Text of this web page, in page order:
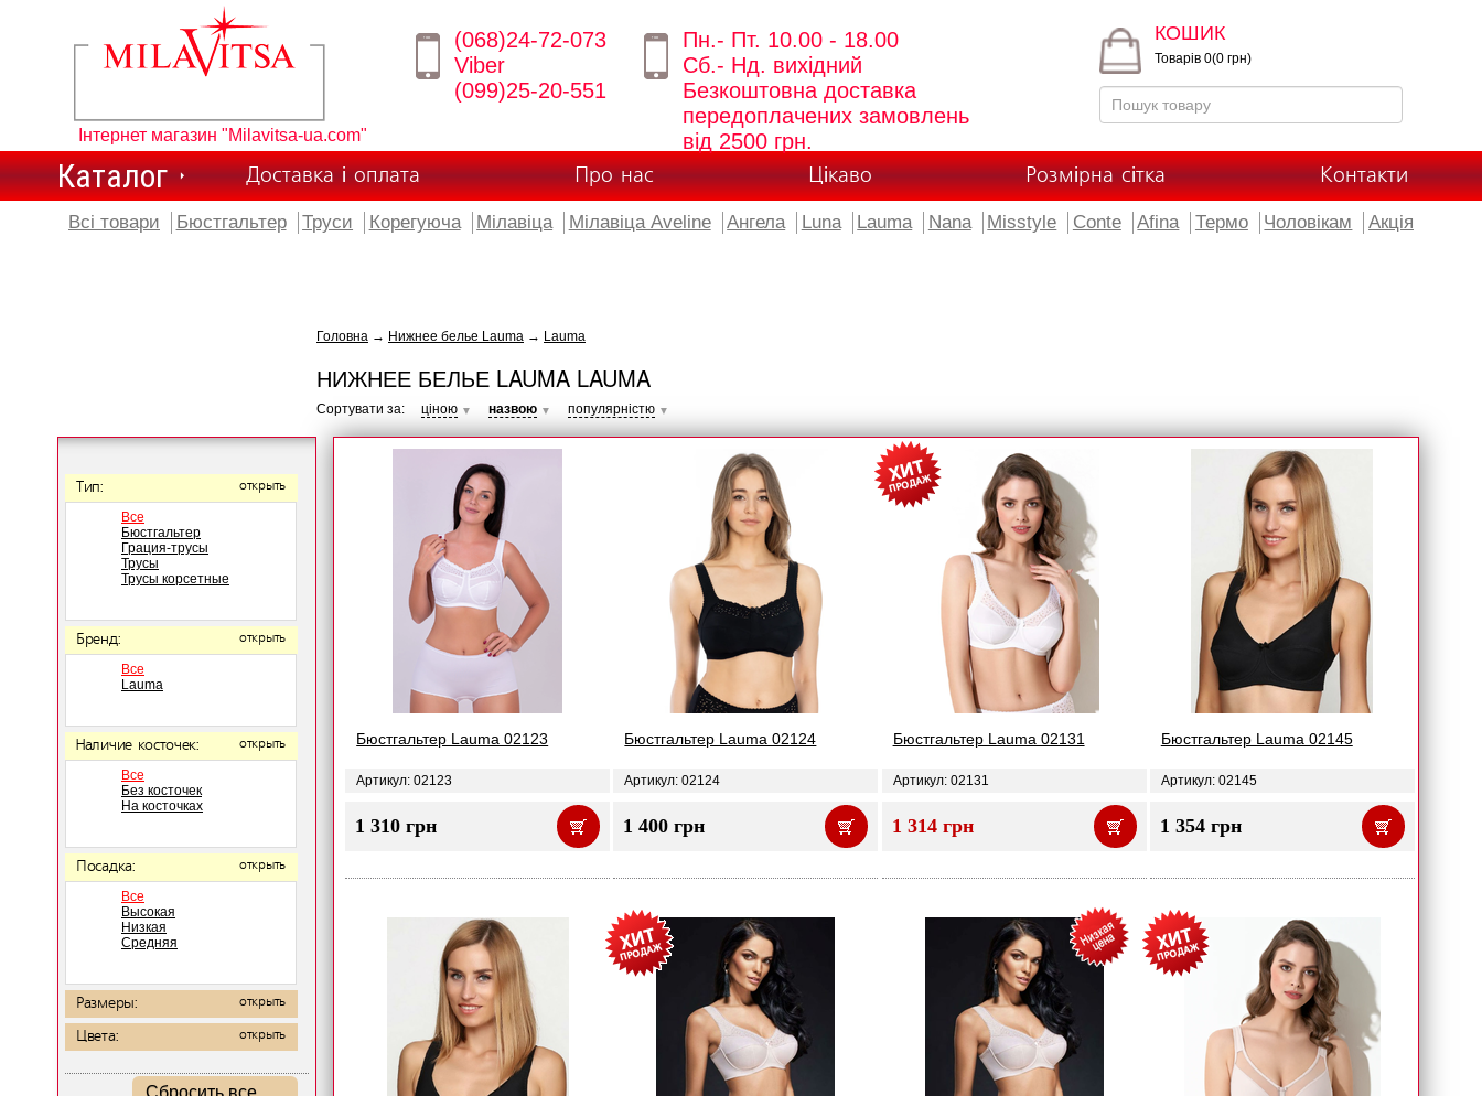
Інтернет магазин "Milavitsa-ua.com"
(068)24-72-073
Viber
(099)25-20-551
Пн.- Пт. 10.00 - 18.00
Сб.- Нд. вихідний
Безкоштовна доставка
передоплачених замовлень
від 2500 грн.
КОШИК
Товарів 0(0 грн)
Каталог Доставка і оплата Про нас Цікаво Розмірна сітка Контакти
Всі товари Бюстгальтер Труси Корегуюча Мілавіца Мілавіца Aveline Ангела Luna Lauma Nana Misstyle Conte Afina Термо Чоловікам Акція
Тип: открыть
Все
Бюстгальтер
Грация-трусы
Трусы
Трусы корсетные
Бренд: открыть
Все
Lauma
Наличие косточек: открыть
Все
Без косточек
На косточках
Посадка: открыть
Все
Высокая
Низкая
Средняя
Размеры: открыть
Цвета: открыть
Сбросить все
Головна → Нижнее белье Lauma → Lauma
НИЖНЕЕ БЕЛЬЕ LAUMA LAUMA
Сортувати за: ціною ▼ назвою ▼ популярністю ▼
Бюстгальтер Lauma 02123
Артикул: 02123
1 310 грн
Бюстгальтер Lauma 02124
Артикул: 02124
1 400 грн
Бюстгальтер Lauma 02131
Артикул: 02131
1 314 грн
Бюстгальтер Lauma 02145
Артикул: 02145
1 354 грн